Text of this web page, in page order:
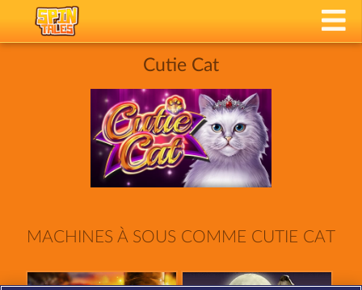
Cutie Cat
MACHINES À SOUS COMME CUTIE CAT